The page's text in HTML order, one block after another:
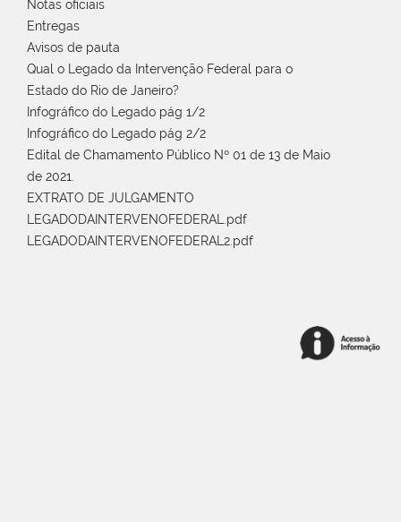
Notas oficiais
Entregas
Avisos de pauta
Qual o Legado da Intervenção Federal para o
Estado do Rio de Janeiro?
Infográfico do Legado pág 1/2
Infográfico do Legado pág 2/2
Edital de Chamamento Público Nº 01 de 13 de Maio
de 2021.
EXTRATO DE JULGAMENTO
LEGADODAINTERVENOFEDERAL.pdf
LEGADODAINTERVENOFEDERAL2.pdf